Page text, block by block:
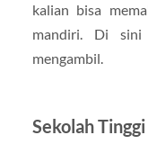
kalian bisa
mandiri. Di sini
mengambil.
Sekolah